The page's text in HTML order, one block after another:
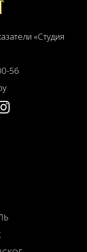
«Студия
56